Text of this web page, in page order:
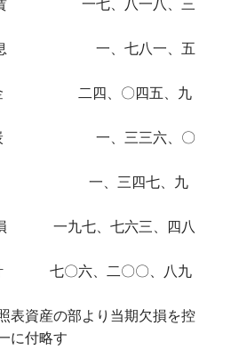
一七、八一八、三
一、七八一、五
四、〇四五、九
一、三三六、〇
、三四七、九
九七、七六三、四八
、二〇〇、八九
表資産の部より当期欠損を控
に付略す